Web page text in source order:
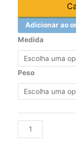
Adicionar ao
Medida
Peso
Disco
de
lixa
seco
A275
grão
6